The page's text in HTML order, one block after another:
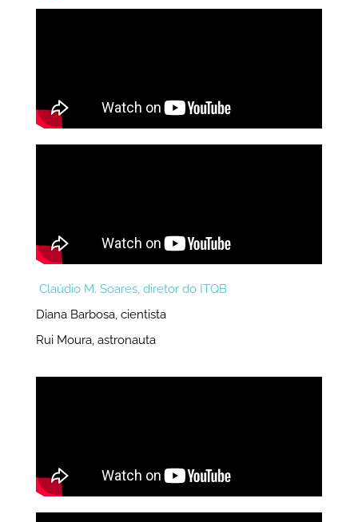
Claúdio M. Soares, diretor do ITQB
Diana Barbosa, cientista
Rui Moura, astronauta